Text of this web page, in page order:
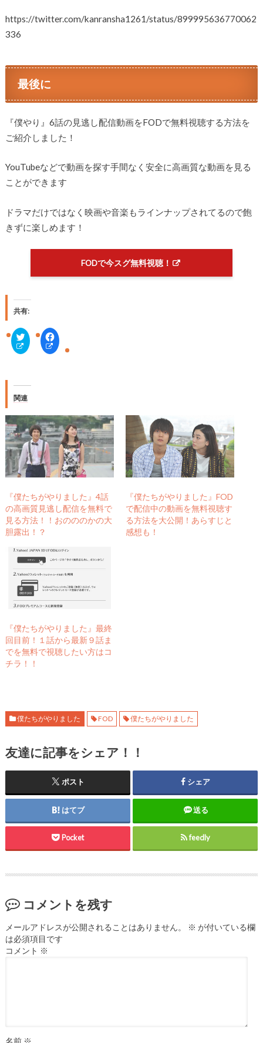
https://twitter.com/kanransha1261/status/899995636770062
336
最後に
『僕やり』6話の見逃し配信動画をFODで無料視聴する方法を
ご紹介しました！
YouTubeなどで動画を探す手間なく安全に高画質な動画を見る
ことができます
ドラマだけではなく映画や音楽もラインナップされてるので飽
きずに楽しめます！
FODで今スグ無料視聴！
共有:
ク
リ
ッ
w
i
t
e
r
で
共
有
(
新
し
い
ィ
ン
ド
ウ
で
開
ま
す
)
F
a
c
す
る
に
は
ク
リ
ッ
ク
し
く
だ
さ
い
(
い
ウ
ィ
ン
ウ
で
開
き
す
)
関連
『僕たちがやりました』4話
の高画質見逃し配信を無料で
見る方法！！おのののかの大
胆露出！？
『僕たちがやりました』FOD
で配信中の動画を無料視聴す
る方法を大公開！あらすじと
感想も！
『僕たちがやりました』最終
回目前！１話から最新９話ま
でを無料で視聴したい方はコ
チラ！！
僕たちがやりました FOD 僕たちがやりました
友達に記事をシェア！！
ポスト シェア
はてブ 送る
Pocket feedly
コメントを残す
メールアドレスが公開されることはありません。 ※ が付いている欄
は必須項目です
コメント ※
名前 ※